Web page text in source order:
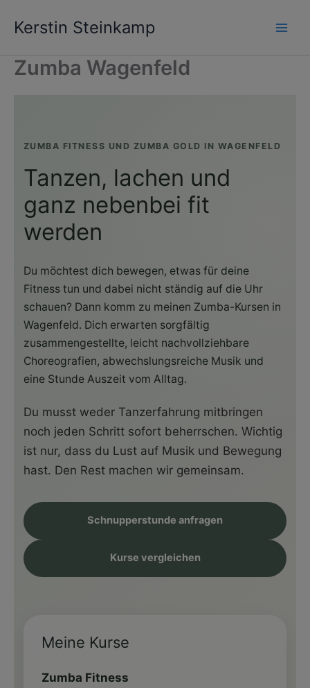
InhaltKerstin Steinkamp
Zumba Wagenfeld
ZUMBA FITNESS UND ZUMBA GOLD IN WAGENFELD
Tanzen, lachen und
ganz nebenbei fit
werden
Du möchtest dich bewegen, etwas für deine
Fitness tun und dabei nicht ständig auf die Uhr
schauen? Dann komm zu meinen Zumba-Kursen in
Wagenfeld. Dich erwarten sorgfältig
zusammengestellte, leicht nachvollziehbare
Choreografien, abwechslungsreiche Musik und
eine Stunde Auszeit vom Alltag.
Du musst weder Tanzerfahrung mitbringen
noch jeden Schritt sofort beherrschen. Wichtig
ist nur, dass du Lust auf Musik und Bewegung
hast. Den Rest machen wir gemeinsam.
Schnupperstunde anfragen
Kurse vergleichen
Meine Kurse
Zumba Fitness